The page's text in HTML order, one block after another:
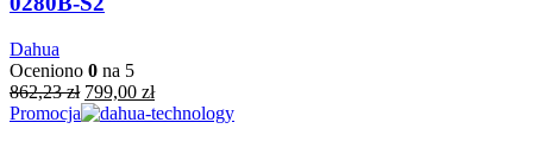
Dahua
Oceniono 0 na 5
862,23zł Pierwotna
cena
799,00 złAktualna
cena
Promocja